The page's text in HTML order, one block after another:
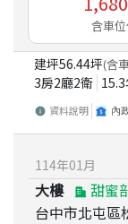
含車
建坪56.44坪(含
3房2廳2衛 15.3
資料說明 內
114年01 月
大樓
甜蜜
台中市北屯區